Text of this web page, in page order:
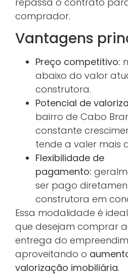
comprador.
Vantagens
Preço competitivo:
abaixo do valor
construtora.
Potencial de
bairro de Cabo
constante
tende a valer mais
Flexibilidade de
pagamento:
ser pago
construtora em
Essa modalidade é
que desejam comprar
entrega do
aproveitando o
valorização imobiliária.